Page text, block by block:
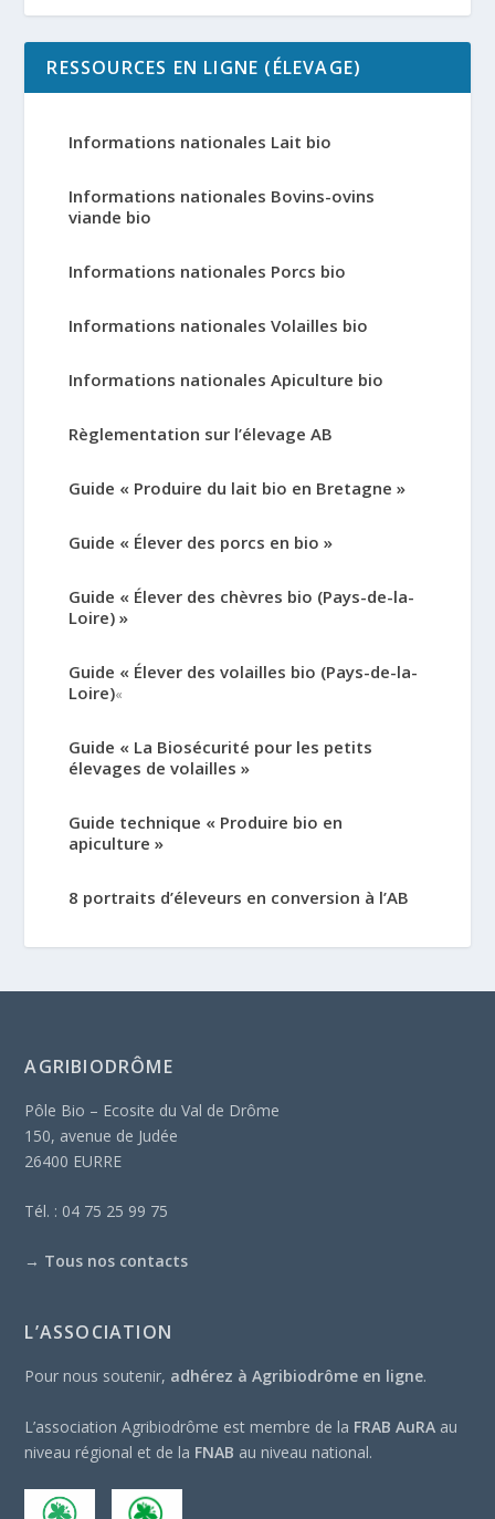
RESSOURCES EN LIGNE (ÉLEVAGE)
Informations nationales Lait bio
Informations nationales Bovins-ovins
viande bio
Informations nationales Porcs bio
Informations nationales Volailles bio
Informations nationales Apiculture bio
Règlementation sur l’élevage AB
Guide « Produire du lait bio en Bretagne »
Guide « Élever des porcs en bio »
Guide « Élever des chèvres bio (Pays-de-la-
Loire) »
Guide « Élever des volailles bio (Pays-de-la-
Loire)«
Guide « La Biosécurité pour les petits
élevages de volailles »
Guide technique « Produire bio en
apiculture »
8 portraits d’éleveurs en conversion à l’AB
AGRIBIODRÔME
Pôle Bio – Ecosite du Val de Drôme
150, avenue de Judée
26400 EURRE
Tél. : 04 75 25 99 75
→ Tous nos contacts
L’ASSOCIATION
Pour nous soutenir, adhérez à Agribiodrôme en ligne.
L’association Agribiodrôme est membre de la FRAB AuRA au
niveau régional et de la FNAB au niveau national.